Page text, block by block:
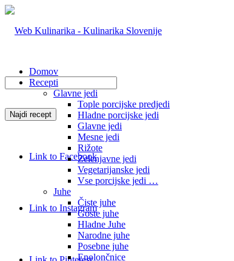
Link to Facebook
Link to Instagram
Domov
Recepti
Glavne jedi
Tople porcijske predjedi
Hladne porcijske jedi
Glavne jedi
Mesne jedi
Rižote
Zelenjavne jedi
Vegetarijanske jedi
Vse porcijske jedi …
Juhe
Čiste juhe
Goste juhe
Hladne Juhe
Narodne juhe
Posebne juhe
Enolončnice